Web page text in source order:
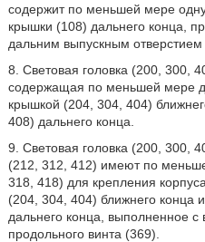
содержит по меньшей мере
крышки (108) дальнего конца,
дальним выпускным отверстием
8. Световая головка (200, 300,
содержащая по меньшей мере
крышкой (204, 304, 404)
408) дальнего конца.
9. Световая головка (200, 300,
(212, 312, 412) имеют по
318, 418) для крепления
(204, 304, 404) ближнего конца
дальнего конца, выполненное
продольного винта (369).